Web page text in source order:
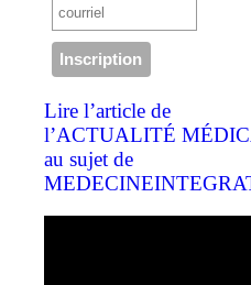
Lire l’article de
l’ACTUALITÉ
au sujet de